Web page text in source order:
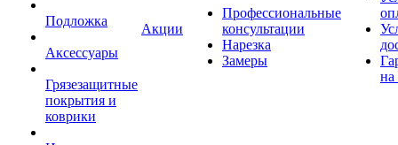
Подложка
Аксессуары
Грязезащитные
покрытия и
коврики
Акции
Профессиональные
консультации
Нарезка
Замеры
на